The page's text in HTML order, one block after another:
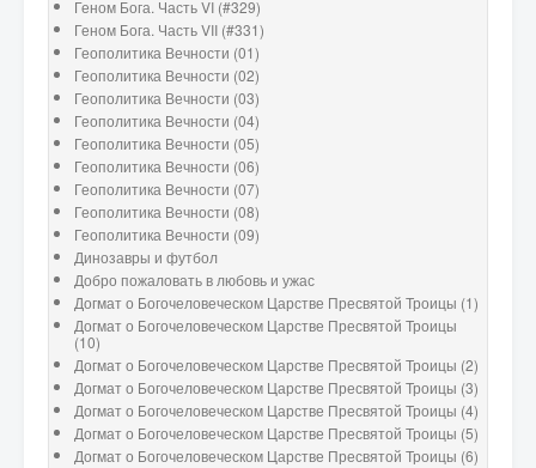
Геном Бога. Часть VI (#329)
Геном Бога. Часть VII (#331)
Геополитика Вечности (01)
Геополитика Вечности (02)
Геополитика Вечности (03)
Геополитика Вечности (04)
Геополитика Вечности (05)
Геополитика Вечности (06)
Геополитика Вечности (07)
Геополитика Вечности (08)
Геополитика Вечности (09)
Динозавры и футбол
Добро пожаловать в любовь и ужас
Догмат о Богочеловеческом Царстве Пресвятой Троицы (1)
Догмат о Богочеловеческом Царстве Пресвятой Троицы
(10)
Догмат о Богочеловеческом Царстве Пресвятой Троицы (2)
Догмат о Богочеловеческом Царстве Пресвятой Троицы (3)
Догмат о Богочеловеческом Царстве Пресвятой Троицы (4)
Догмат о Богочеловеческом Царстве Пресвятой Троицы (5)
Догмат о Богочеловеческом Царстве Пресвятой Троицы (6)